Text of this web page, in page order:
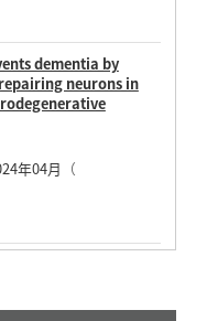
dementia by
neurons in
年04月 （